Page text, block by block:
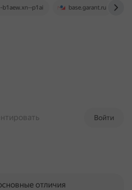
b1aew.xn--p1ai base.garant.ru
Войти
отличия